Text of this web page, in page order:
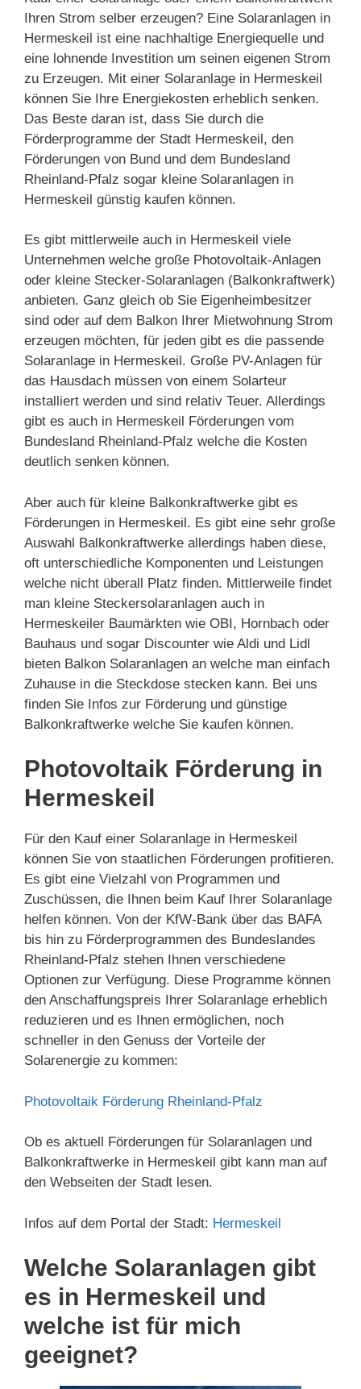
Ihren Strom selber erzeugen? Eine Solaranlagen in
Hermeskeil ist eine nachhaltige Energiequelle und
eine lohnende Investition um seinen eigenen Strom
zu Erzeugen. Mit einer Solaranlage in Hermeskeil
können Sie Ihre Energiekosten erheblich senken.
Das Beste daran ist, dass Sie durch die
Förderprogramme der Stadt Hermeskeil, den
Förderungen von Bund und dem Bundesland
Rheinland-Pfalz sogar kleine Solaranlagen in
Hermeskeil günstig kaufen können.
Es gibt mittlerweile auch in Hermeskeil viele
Unternehmen welche große Photovoltaik-Anlagen
oder kleine Stecker-Solaranlagen (Balkonkraftwerk)
anbieten. Ganz gleich ob Sie Eigenheimbesitzer
sind oder auf dem Balkon Ihrer Mietwohnung Strom
erzeugen möchten, für jeden gibt es die passende
Solaranlage in Hermeskeil. Große PV-Anlagen für
das Hausdach müssen von einem Solarteur
installiert werden und sind relativ Teuer. Allerdings
gibt es auch in Hermeskeil Förderungen vom
Bundesland Rheinland-Pfalz welche die Kosten
deutlich senken können.
Aber auch für kleine Balkonkraftwerke gibt es
Förderungen in Hermeskeil. Es gibt eine sehr große
Auswahl Balkonkraftwerke allerdings haben diese,
oft unterschiedliche Komponenten und Leistungen
welche nicht überall Platz finden. Mittlerweile findet
man kleine Steckersolaranlagen auch in
Hermeskeiler Baumärkten wie OBI, Hornbach oder
Bauhaus und sogar Discounter wie Aldi und Lidl
bieten Balkon Solaranlagen an welche man einfach
Zuhause in die Steckdose stecken kann. Bei uns
finden Sie Infos zur Förderung und günstige
Balkonkraftwerke welche Sie kaufen können.
Photovoltaik Förderung in
Hermeskeil
Für den Kauf einer Solaranlage in Hermeskeil
können Sie von staatlichen Förderungen profitieren.
Es gibt eine Vielzahl von Programmen und
Zuschüssen, die Ihnen beim Kauf Ihrer Solaranlage
helfen können. Von der KfW-Bank über das BAFA
bis hin zu Förderprogrammen des Bundeslandes
Rheinland-Pfalz stehen Ihnen verschiedene
Optionen zur Verfügung. Diese Programme können
den Anschaffungspreis Ihrer Solaranlage erheblich
reduzieren und es Ihnen ermöglichen, noch
schneller in den Genuss der Vorteile der
Solarenergie zu kommen:
Photovoltaik Förderung Rheinland-Pfalz
Ob es aktuell Förderungen für Solaranlagen und
Balkonkraftwerke in Hermeskeil gibt kann man auf
den Webseiten der Stadt lesen.
Infos auf dem Portal der Stadt: Hermeskeil
Welche Solaranlagen gibt
es in Hermeskeil und
welche ist für mich
geeignet?